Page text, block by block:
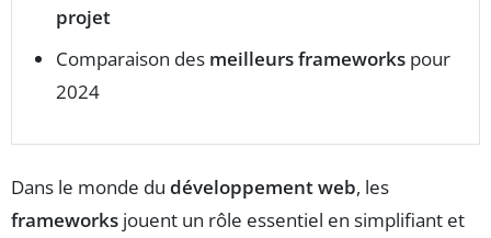
projet
Comparaison des meilleurs frameworks pour
2024
Dans le monde du développement web, les
frameworks jouent un rôle essentiel en simplifiant et